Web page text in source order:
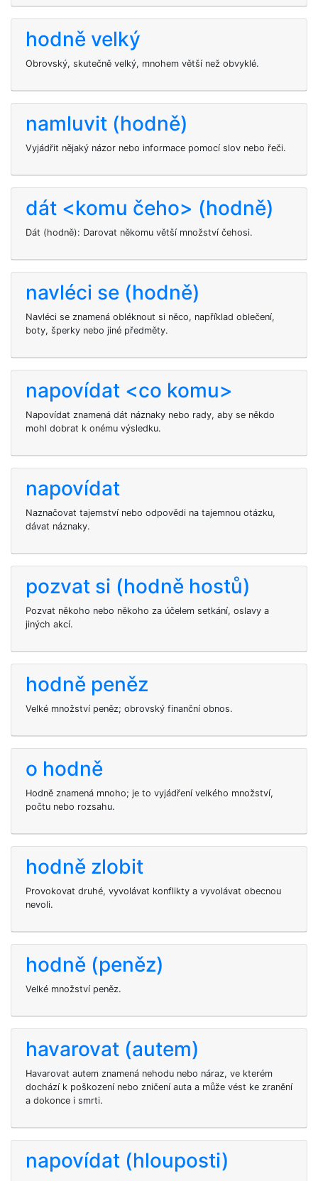
hodně velký
Obrovský, skutečně velký, mnohem větší než obvyklé.
namluvit (hodně)
Vyjádřit nějaký názor nebo informace pomocí slov nebo řeči.
dát <komu čeho> (hodně)
Dát (hodně): Darovat někomu větší množství čehosi.
navléci se (hodně)
Navléci se znamená obléknout si něco, například oblečení,
boty, šperky nebo jiné předměty.
napovídat <co komu>
Napovídat znamená dát náznaky nebo rady, aby se někdo
mohl dobrat k onému výsledku.
napovídat
Naznačovat tajemství nebo odpovědi na tajemnou otázku,
dávat náznaky.
pozvat si (hodně hostů)
Pozvat někoho nebo někoho za účelem setkání, oslavy a
jiných akcí.
hodně peněz
Velké množství peněz; obrovský finanční obnos.
o hodně
Hodně znamená mnoho; je to vyjádření velkého množství,
počtu nebo rozsahu.
hodně zlobit
Provokovat druhé, vyvolávat konflikty a vyvolávat obecnou
nevoli.
hodně (peněz)
Velké množství peněz.
havarovat (autem)
Havarovat autem znamená nehodu nebo náraz, ve kterém
dochází k poškození nebo zničení auta a může vést ke zranění
a dokonce i smrti.
napovídat (hlouposti)